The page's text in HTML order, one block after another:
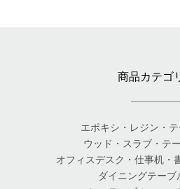
商品カテゴ
エポキシ・レジン・
ウッド・スラブ・テ
オフィスデスク・仕事机・
ダイニングテーブ